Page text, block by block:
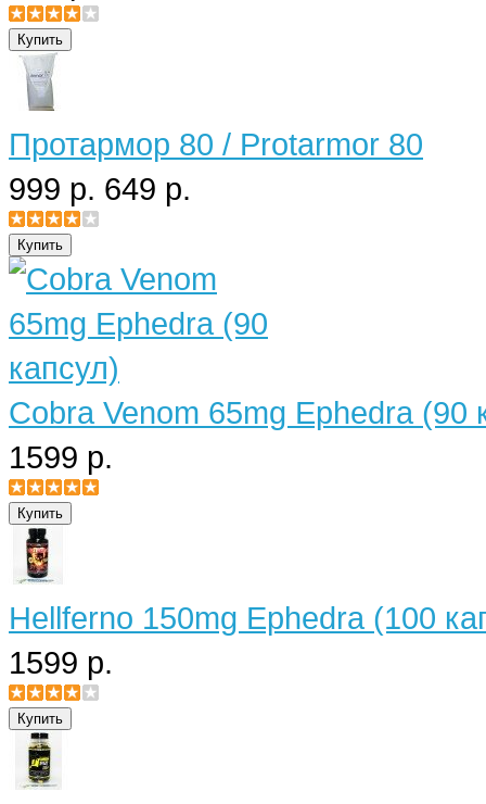
Протармор 80 / Protarmor 80
999 р. 649 р.
Cobra Venom 65mg Ephedra (90
1599 р.
Hellferno 150mg Ephedra (100
1599 р.